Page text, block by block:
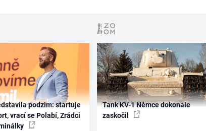
podzim: startuje
vrací se Polabí, Zrádci
Tank KV-1 Němce dokonale
zaskočil